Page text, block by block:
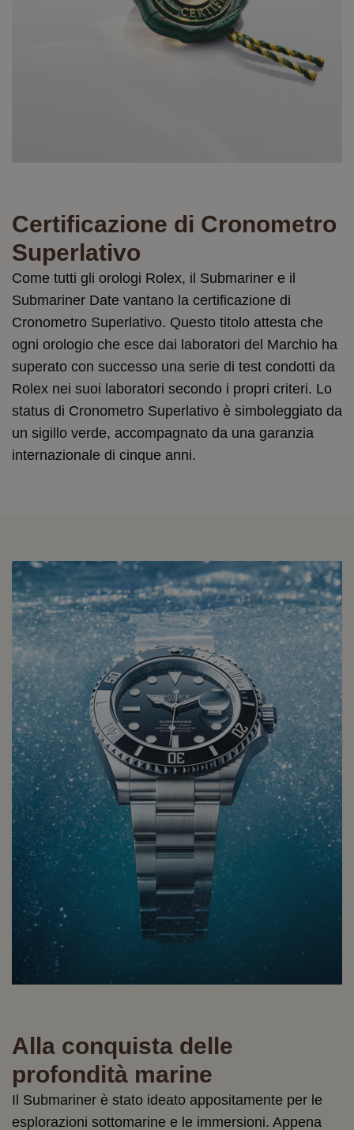
Certificazione di Cronometro
Superlativo
Come tutti gli orologi Rolex, il Submariner e il
Submariner Date vantano la certificazione di
Cronometro Superlativo. Questo titolo attesta che
ogni orologio che esce dai laboratori del Marchio ha
superato con successo una serie di test condotti da
Rolex nei suoi laboratori secondo i propri criteri. Lo
status di Cronometro Superlativo è simboleggiato da
un sigillo verde, accompagnato da una garanzia
internazionale di cinque anni.
Alla conquista delle
profondità marine
Il Submariner è stato ideato appositamente per le
esplorazioni sottomarine e le immersioni. Appena